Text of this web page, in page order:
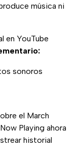
música ni
en YouTube
sonoros
el March
Playing ahora
historial